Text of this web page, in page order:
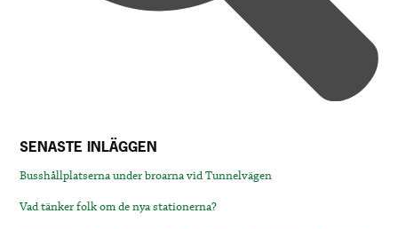
SENASTE INLÄGGEN
Busshållplatserna under broarna vid Tunnelvägen
Vad tänker folk om de nya stationerna?